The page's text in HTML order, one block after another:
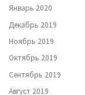
Январь 2020
Декабрь 2019
Ноябрь 2019
Октябрь 2019
Сентябрь 2019
Август 2019